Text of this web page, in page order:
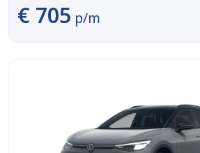
€ 705 p/m